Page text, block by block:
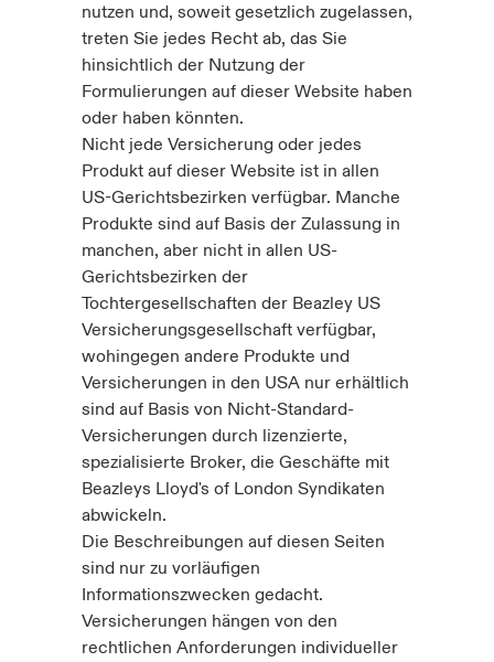
nutzen und, soweit gesetzlich zugelassen,
treten Sie jedes Recht ab, das Sie
hinsichtlich der Nutzung der
Formulierungen auf dieser Website haben
oder haben könnten.
Nicht jede Versicherung oder jedes
Produkt auf dieser Website ist in allen
US-Gerichtsbezirken verfügbar. Manche
Produkte sind auf Basis der Zulassung in
manchen, aber nicht in allen US-
Gerichtsbezirken der
Tochtergesellschaften der Beazley US
Versicherungsgesellschaft verfügbar,
wohingegen andere Produkte und
Versicherungen in den USA nur erhältlich
sind auf Basis von Nicht-Standard-
Versicherungen durch lizenzierte,
spezialisierte Broker, die Geschäfte mit
Beazleys Lloyd's of London Syndikaten
abwickeln.
Die Beschreibungen auf diesen Seiten
sind nur zu vorläufigen
Informationszwecken gedacht.
Versicherungen hängen von den
rechtlichen Anforderungen individueller